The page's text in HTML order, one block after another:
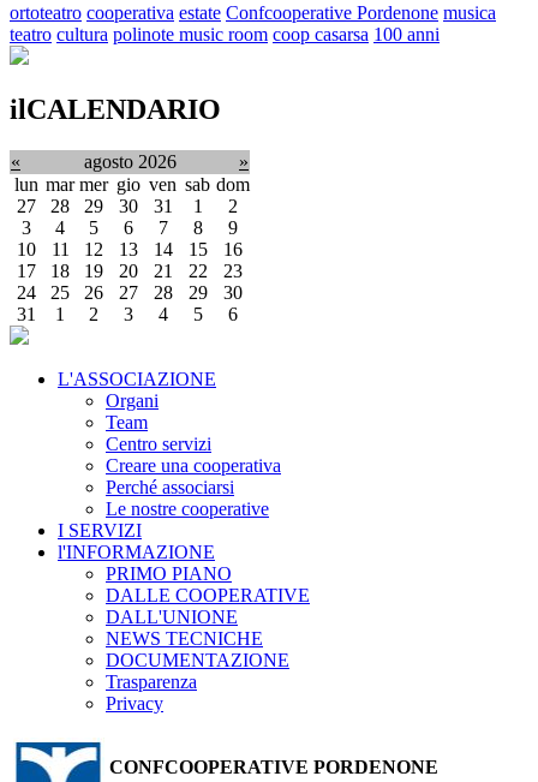
ortoteatro cooperativa estate Confcooperative Pordenone musica
teatro cultura polinote music room coop casarsa 100 anni
ilCALENDARIO
« agosto 2026
»
lun mar mer gio ven sab dom
27
28 29 30 31 1
2
3
4 5 6 7 8
9
10
11 12 13 14 15
16
17
18 19 20 21 22
23
24
25 26 27 28 29
30
31
1 2 3 4 5 6
L'ASSOCIAZIONE
Organi
Team
Centro servizi
Creare una cooperativa
Perché associarsi
Le nostre cooperative
I SERVIZI
l'INFORMAZIONE
PRIMO PIANO
DALLE COOPERATIVE
DALL'UNIONE
NEWS TECNICHE
DOCUMENTAZIONE
Trasparenza
Privacy
CONFCOOPERATIVE PORDENONE